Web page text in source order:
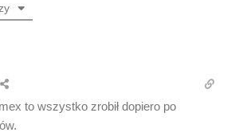
to wszystko zrobił dopiero po